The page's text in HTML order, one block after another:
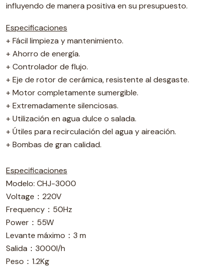
influyendo de manera positiva en su presupuesto.
Especificaciones
+ Fácil limpieza y mantenimiento.
+ Ahorro de energía.
+ Controlador de flujo.
+ Eje de rotor de cerámica, resistente al desgaste.
+ Motor completamente sumergible.
+ Extremadamente silenciosas.
+ Utilización en agua dulce o salada.
+ Útiles para recirculación del agua y aireación.
+ Bombas de gran calidad.
Especificaciones
Modelo: CHJ-3000
Voltage：220V
Frequency：50Hz
Power：55W
Levante máximo：3 m
Salida：3000l/h
Peso：1.2Kg